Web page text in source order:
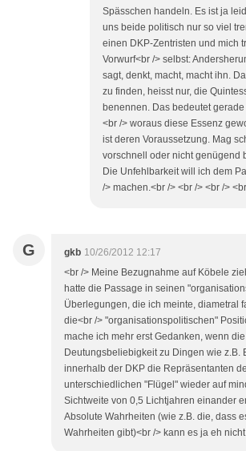
Spässchen handeln. Es ist ja
uns beide politisch nur so viel
einen DKP-Zentristen und mich
Vorwurf<br /> selbst:
sagt, denkt, macht, macht ihn.
zu finden, heisst nur, die
benennen. Das bedeutet
<br /> woraus diese Essenz
ist deren Voraussetzung. Mag
vorschnell oder nicht genügend
Die Unfehlbarkeit will ich dem
/> machen.<br /> <br /> <br />
G gkb 10/26/2012 12:17
<br /> Meine Bezugnahme auf Köbele
hatte die Passage in seinen
Überlegungen, die ich meinte, diametral
die<br /> "organisationspolitischen"
mache ich mehr erst Gedanken, wenn die
Deutungsbeliebigkeit zu Dingen wie z.B.
innerhalb der DKP die Repräsentanten
unterschiedlichen "Flügel" wieder auf
Sichtweite von 0,5 Lichtjahren einander
Absolute Wahrheiten (wie z.B. die, dass
Wahrheiten gibt)<br /> kann es ja eh